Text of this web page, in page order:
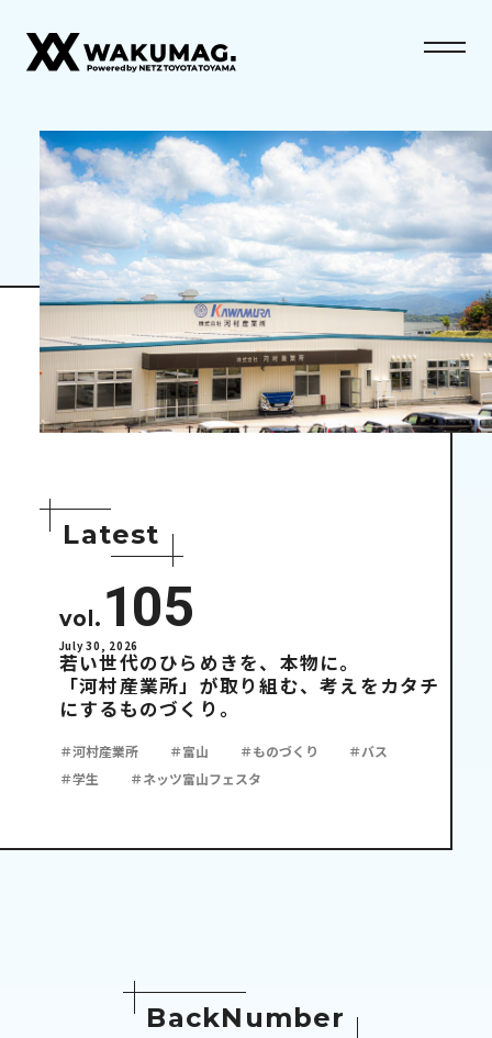
Latest
vol. 105
July 30, 2026
若い世代のひらめきを、本物に。
「河村産業所」が取り組む、考えをカタチ
にするものづくり。
＃河村産業所 ＃富山 ＃ものづくり
＃バス
＃学生
＃ネッツ富山フェスタ
BackN umber